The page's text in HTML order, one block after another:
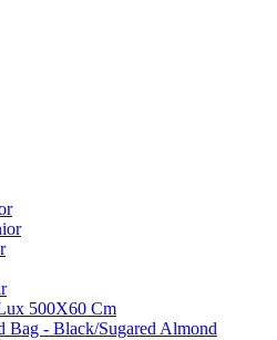
500X60 Cm
Bag - Black/Sugared Almond